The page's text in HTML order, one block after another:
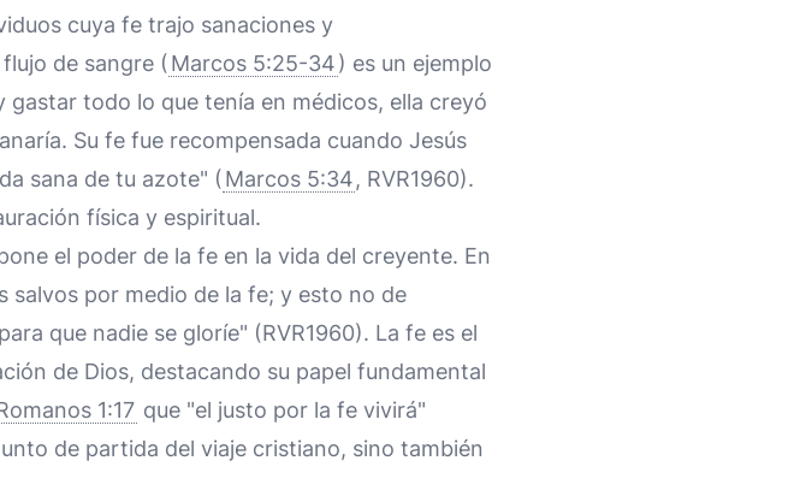
cuya fe trajo sanaciones y
de sangre ( Marcos 5:25-34) es un ejemplo
todo lo que tenía en médicos, ella creyó
Su fe fue recompensada cuando Jesús
sana de tu azote" ( Marcos 5:34, RVR1960).
física y espiritual.
el poder de la fe en la vida del creyente. En
salvos por medio de la fe; y esto no de
que nadie se gloríe" (RVR1960). La fe es el
de Dios, destacando su papel fundamental
1:17 que "el justo por la fe vivirá"
de partida del viaje cristiano, sino también